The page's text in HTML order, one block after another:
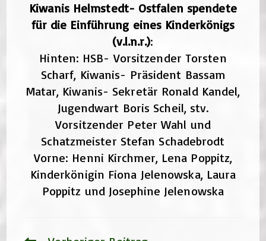
Kiwanis Helmstedt- Ostfalen spendete
für die Einführung eines Kinderkönigs
(v.l.n.r.):
Hinten: HSB- Vorsitzender Torsten
Scharf, Kiwanis- Präsident Bassam
Matar, Kiwanis- Sekretär Ronald Kandel,
Jugendwart Boris Scheil, stv.
Vorsitzender Peter Wahl und
Schatzmeister Stefan Schadebrodt
Vorne: Henni Kirchmer, Lena Poppitz,
Kinderkönigin Fiona Jelenowska, Laura
Poppitz und Josephine Jelenowska